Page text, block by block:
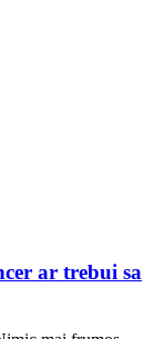
ar trebui sa